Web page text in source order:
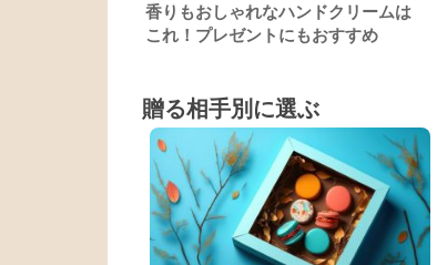
香りもおしゃれなハンドクリームは
これ！プレゼントにもおすすめ
贈る相手別に選ぶ